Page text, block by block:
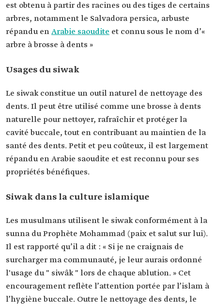
est obtenu à partir des racines ou des tiges de certains
arbres, notamment le Salvadora persica, arbuste
répandu enArabie saoudite et connu sous le nom d’«
arbre à brosse à dents »
Usages du siwak
Le siwak constitue un outil naturel de nettoyage des
dents. Il peut être utilisé comme une brosse à dents
naturelle pour nettoyer, rafraîchir et protéger la
cavité buccale, tout en contribuant au maintien de la
santé des dents. Petit et peu coûteux, il est largement
répandu en Arabie saoudite et est reconnu pour ses
propriétés bénéfiques.
Siwak dans la culture islamique
Les musulmans utilisent le siwak conformément à la
sunna du Prophète Mohammad (paix et salut sur lui).
Il est rapporté qu’il a dit : « Si je ne craignais de
surcharger ma communauté, je leur aurais ordonné
l'usage du " siwâk " lors de chaque ablution. » Cet
encouragement reflète l’attention portée par l’islam à
l’hygiène buccale. Outre le nettoyage des dents, le